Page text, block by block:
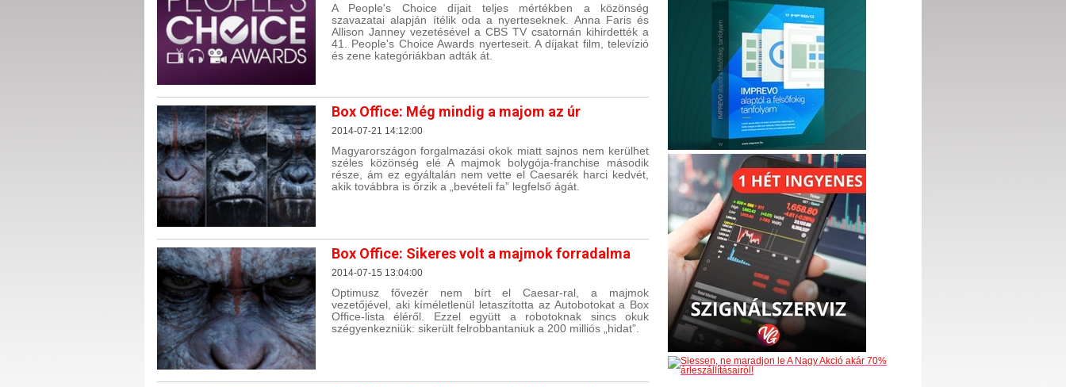
A People's Choice díjait teljes mértékben a közönség
szavazatai alapján ítélik oda a nyerteseknek. Anna Faris és
Allison Janney vezetésével a CBS TV csatornán kihirdették a
41. People's Choice Awards nyerteseit. A díjakat film, televízió
és zene kategóriákban adták át.
Box Office: Még mindig a majom az úr
2014-07-21 14:12:00
Magyarországon forgalmazási okok miatt sajnos nem kerülhet
széles közönség elé A majmok bolygója-franchise második
része, ám ez egyáltalán nem vette el Caesarék harci kedvét,
akik továbbra is őrzik a „bevételi fa” legfelső ágát.
Box Office: Sikeres volt a majmok forradalma
2014-07-15 13:04:00
Optimusz fővezér nem bírt el Caesar-ral, a majmok
vezetőjével, aki kíméletlenül letaszította az Autobotokat a Box
Office-lista éléről. Ezzel együtt a robotoknak sincs okuk
szégyenkezniük: sikerült felrobbantaniuk a 200 milliós „hidat”.